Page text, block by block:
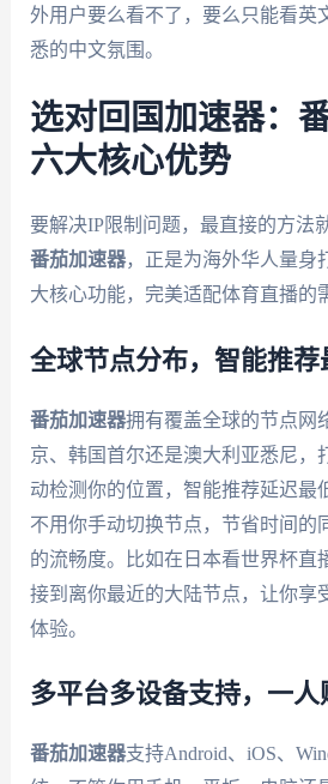
外用户要么看不了，要么只能看英
悉的中文氛围。
选对回国加速器：
六大核心优势
要解决IP限制问题，最直接的方法
番茄加速器，正是为海外华人量身
大核心功能，完美适配体育直播的
全球节点分布，智能推荐
番茄加速器拥有覆盖全球的节点网
京、韩国首尔还是澳大利亚悉尼，
动检测你的位置，智能推荐延迟最
不用你手动切换节点，节省时间的
的流畅度。比如在日本看世界杯直
接到离你最近的大陆节点，让你享
体验。
多平台多设备支持，一人
番茄加速器支持Android、iOS、